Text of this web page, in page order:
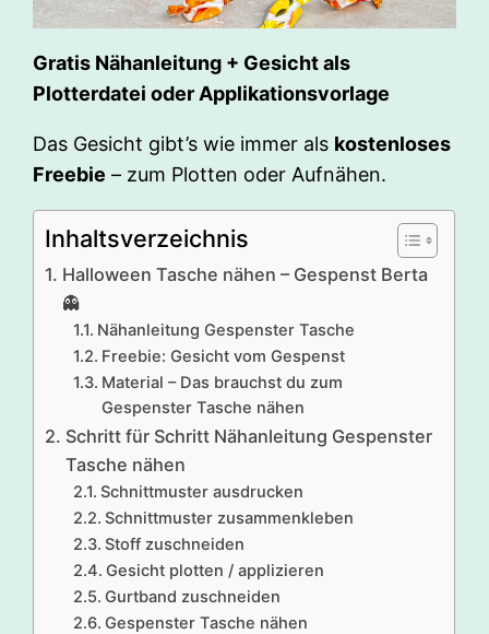
Gratis Nähanleitung + Gesicht als
Plotterdatei oder Applikationsvorlage
Das Gesicht gibt’s wie immer als kostenloses
Freebie – zum Plotten oder Aufnähen.
Inhaltsverzeichnis
Halloween Tasche nähen – Gespenst Berta
👻
Nähanleitung Gespenster Tasche
Freebie: Gesicht vom Gespenst
Material – Das brauchst du zum
Gespenster Tasche nähen
Schritt für Schritt Nähanleitung Gespenster
Tasche nähen
Schnittmuster ausdrucken
Schnittmuster zusammenkleben
Stoff zuschneiden
Gesicht plotten / applizieren
Gurtband zuschneiden
Gespenster Tasche nähen